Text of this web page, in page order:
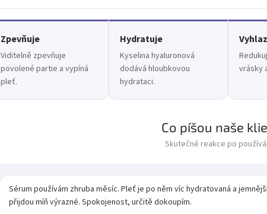
Zpevňuje
Viditelně zpevňuje
povolené partie a vypíná
pleť.
Hydratuje
Kyselina hyaluronová
dodává hloubkovou
hydrataci.
vrásky
Co píšou naše
Skutečné reakce po
Sérum používám zhruba měsíc. Pleť je po něm víc hydratovaná a
přijdou míň výrazné. Spokojenost, určitě dokoupím.